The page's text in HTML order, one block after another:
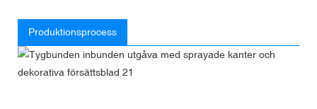
Produktionsprocess